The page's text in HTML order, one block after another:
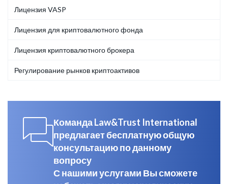
Лицензия VASP
Лицензия для криптовалютного фонда
Лицензия криптовалютного брокера
Регулирование рынков криптоактивов
Команда Law&Trust International
предлагает бесплатную общую
консультацию по данному
вопросу
С нашими услугами Вы сможете